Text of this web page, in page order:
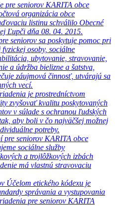
pre seniorov KARITA obce
organizácia obce
listinu schválilo Obecné
Ľupči dňa 08. 04. 2015.
seniorov sa poskytuje pomoc pri
osoby, sociálne
ubytovanie, stravovanie,
a údržba bielizne a šatstva,
záujmová činnosť, utvárajú sa
vecí.
je prostredníctvom
zvyšovať kvalitu poskytovaných
v súlade s ochranou ľudských
aby boli v čo najväčšej možnej
potreby.
pre seniorov KARITA obce
sociálne služby
a trojlôžkových izbách
má vlastnú stravovaciu
Účelom etického kódexu je
správania a vystupovania
pre seniorov KARITA